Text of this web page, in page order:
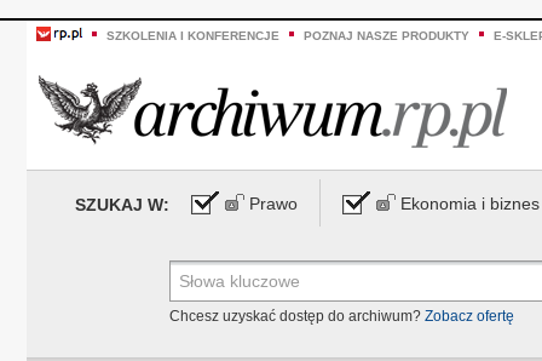
SZKOLENIA I KONFERENCJE POZNAJ NASZE PRODUKTY E-
SZUKAJ W: Prawo Ekonomia i biznes
Chcesz uzyskać dostęp do archiwum? Zobacz ofertę